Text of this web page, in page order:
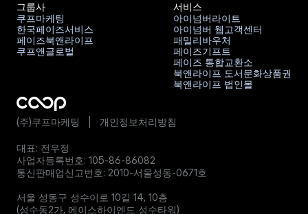
(주)쿠프마케팅   | 개인정보처리방침
대표: 전우정
사업자등록번호: 105-86-86082
통신판매업신고번호: 2010-서울성동-0671호
서울 성동구 성수이로 10길 14, 10층
(성수동2가, 에이스하이엔드 성수타워)
그룹사
쿠프마케팅
쿠프마케팅
한국페이즈서비스
한국페이즈서비스
페이즈북앤라이프
페이즈북앤라이프
쿠프앤글로벌
서비스
아이넘버라이트
아이넘버라이트
아이넘버 웹고객센터
아이넘버 웹고객센터
패밀리바우처
패밀리바우처
페이즈기프트
페이즈기프트
페이즈 통합교환소
페이즈 통합교환소
북앤라이프 도서문화상품권
북앤라이프 도서문화상품권
북앤라이프 법인몰